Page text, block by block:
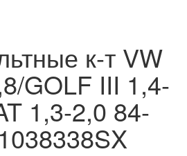
к-т VW
GOLF III 1,4-
1,3-2,0 84-